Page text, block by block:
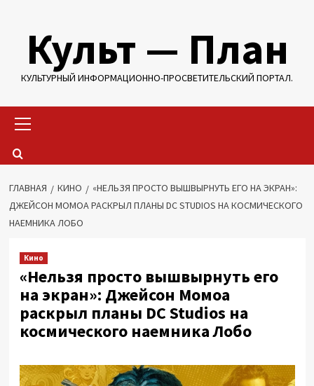
содержимому
Культ — План
КУЛЬТУРНЫЙ ИНФОРМАЦИОННО-ПРОСВЕТИТЕЛЬСКИЙ ПОРТАЛ.
меню
ГЛАВНАЯ КИНО
«НЕЛЬЗЯ ПРОСТО ВЫШВЫРНУТЬ ЕГО НА ЭКРАН»:
ДЖЕЙСОН МОМОА РАСКРЫЛ ПЛАНЫ DC STUDIOS НА КОСМИЧЕСКОГО
НАЕМНИКА ЛОБО
Кино
«Нельзя просто вышвырнуть его
на экран»: Джейсон Момоа
раскрыл планы DC Studios на
космического наемника Лобо